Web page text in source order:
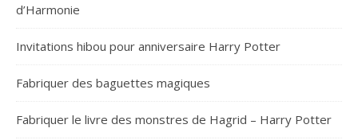
d’Harmonie
Invitations hibou pour anniversaire Harry Potter
Fabriquer des baguettes magiques
Fabriquer le livre des monstres de Hagrid – Harry Potter